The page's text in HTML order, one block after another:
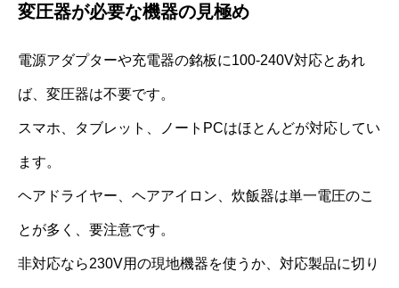
変圧器が必要な機器の見極め
電源アダプターや充電器の銘板に100-240V対応とあれ
ば、変圧器は不要です。
スマホ、タブレット、ノートPCはほとんどが対応してい
ます。
ヘアドライヤー、ヘアアイロン、炊飯器は単一電圧のこ
とが多く、要注意です。
非対応なら230V用の現地機器を使うか、対応製品に切り